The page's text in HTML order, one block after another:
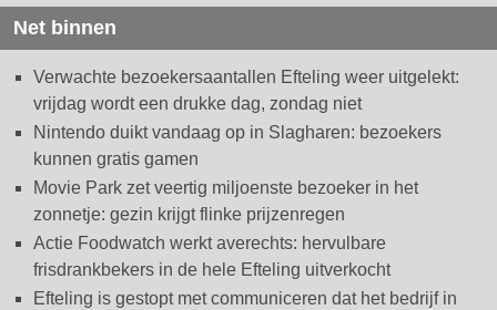
Net binnen
Verwachte bezoekersaantallen Efteling weer uitgelekt:
vrijdag wordt een drukke dag, zondag niet
Nintendo duikt vandaag op in Slagharen: bezoekers
kunnen gratis gamen
Movie Park zet veertig miljoenste bezoeker in het
zonnetje: gezin krijgt flinke prijzenregen
Actie Foodwatch werkt averechts: hervulbare
frisdrankbekers in de hele Efteling uitverkocht
Efteling is gestopt met communiceren dat het bedrijf in